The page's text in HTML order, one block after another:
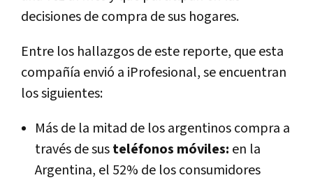
decisiones de compra de sus hogares.
Entre los hallazgos de este reporte, que esta
compañía envió a iProfesional, se encuentran
los siguientes:
Más de la mitad de los argentinos compra a
través de susteléfonos móviles: en la
Argentina, el 52% de los consumidores